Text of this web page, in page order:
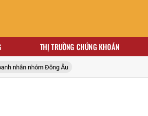
THỊ TRƯỜNG CHỨNG KHOÁN
nhân nhóm Đông Âu